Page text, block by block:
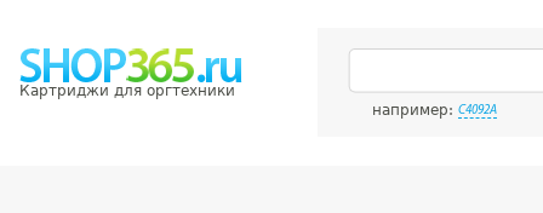
Картриджи для оргтехники
например: C4092A